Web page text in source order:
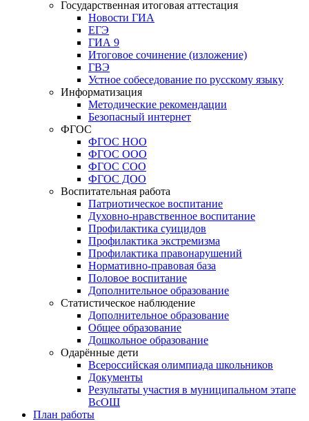
Государственная итоговая аттестация
Новости ГИА
ЕГЭ
ГИА 9
Итоговое сочинение (изложение)
ГВЭ
Устное собеседование по русскому языку
Информатизация
Методические рекомендации
Безопасный интернет
ФГОС
ФГОС НОО
ФГОС ООО
ФГОС СОО
ФГОС ДОО
Воспитательная работа
Патриотическое воспитание
Духовно-нравственное воспитание
Профилактика суицидов
Профилактика экстремизма
Профилактика правонарушений
Нормативно-правовая база
Половое воспитание
Дополнительное образование
Статистическое наблюдение
Дополнительное образование
Общее образование
Дошкольное образование
Одарённые дети
Всероссийская олимпиада школьников
Документы
Результаты участия в муниципальном этапе
ВсОШ
План работы